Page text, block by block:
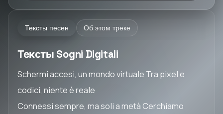
Тексты песен Об этом треке
Тексты Sogni Digitali
Schermi accesi, un mondo virtuale Tra pixel e
codici, niente è reale
Connessi sempre, ma soli a metà Cerchiamo